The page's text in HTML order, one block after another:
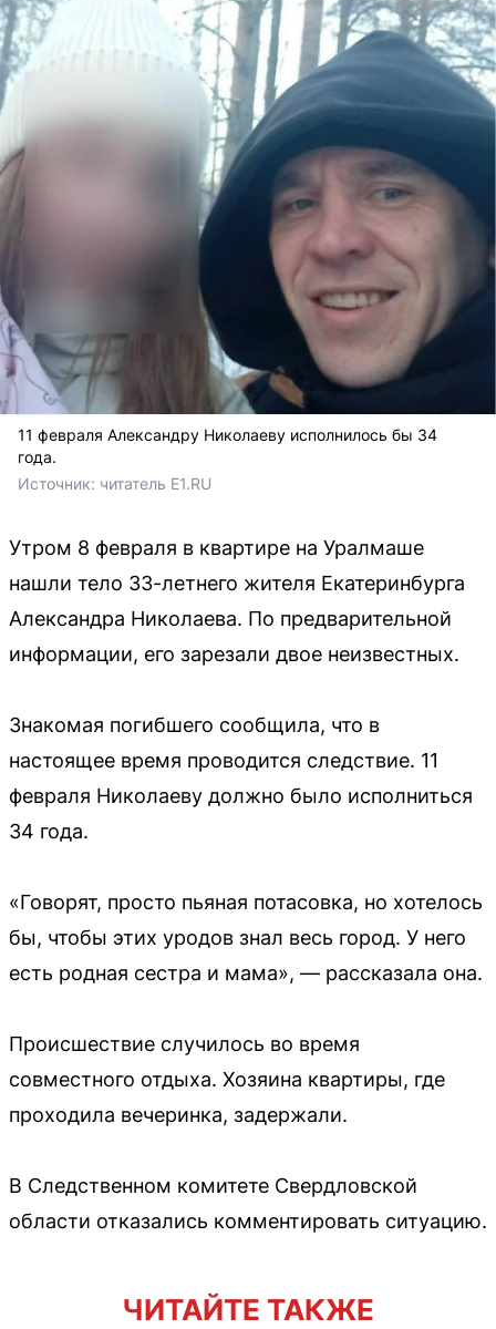
11 февраля Александру Николаеву исполнилось бы 34
года.
Источник: читатель Е1.RU
Утром 8 февраля в квартире на Уралмаше
нашли тело 33-летнего жителя Екатеринбурга
Александра Николаева. По предварительной
информации, его зарезали двое неизвестных.
Знакомая погибшего сообщила, что в
настоящее время проводится следствие. 11
февраля Николаеву должно было исполниться
34 года.
«Говорят, просто пьяная потасовка, но хотелось
бы, чтобы этих уродов знал весь город. У него
есть родная сестра и мама», — рассказала она.
Происшествие случилось во время
совместного отдыха. Хозяина квартиры, где
проходила вечеринка, задержали.
В Следственном комитете Свердловской
области отказались комментировать ситуацию.
ЧИТАЙТЕ ТАКЖЕ